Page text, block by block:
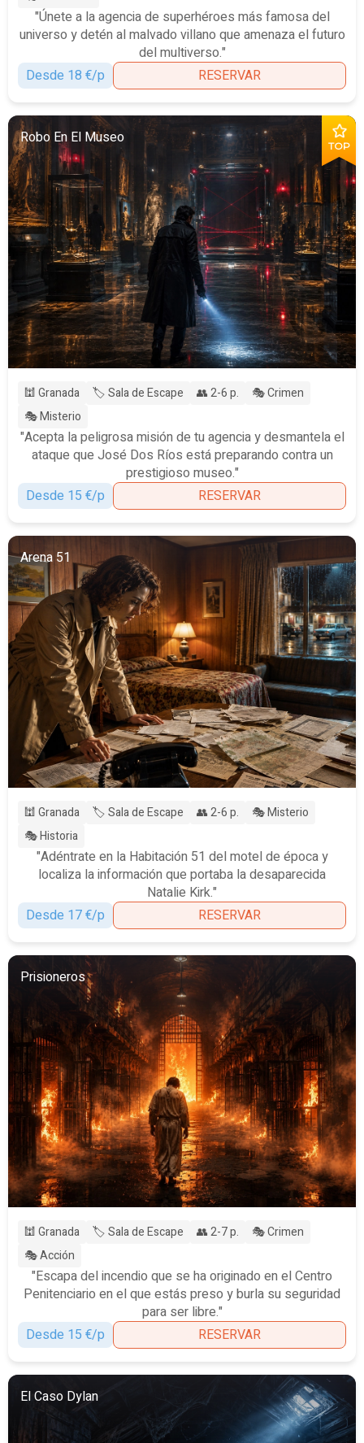
"Únete a la agencia de superhéroes más famosa del
universo y detén al malvado villano que amenaza el futuro
del multiverso."
Desde 18 €/p
RESERVAR
TOP
Robo En El Museo
🕍 Granada 🏷️ Sala de Escape 👥 2-6 p.
🎭 Crimen
🎭 Misterio
"Acepta la peligrosa misión de tu agencia y desmantela el
ataque que José Dos Ríos está preparando contra un
prestigioso museo."
Desde 15 €/p
RESERVAR
Arena 51
🕍 Granada 🏷️ Sala de Escape 👥 2-6 p.
🎭 Misterio
🎭 Historia
"Adéntrate en la Habitación 51 del motel de época y
localiza la información que portaba la desaparecida
Natalie Kirk."
Desde 17 €/p
RESERVAR
Prisioneros
🕍 Granada 🏷️ Sala de Escape 👥 2-7 p.
🎭 Crimen
🎭 Acción
"Escapa del incendio que se ha originado en el Centro
Penitenciario en el que estás preso y burla su seguridad
para ser libre."
Desde 15 €/p
RESERVAR
El Caso Dylan